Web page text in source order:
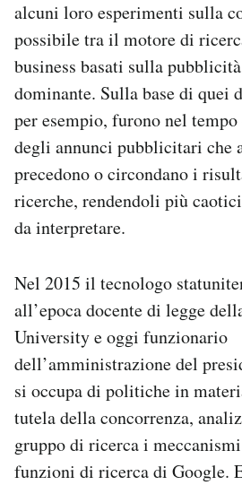
alcuni loro esperimenti sulla
possibile tra il motore di
business basati sulla
dominante. Sulla base di quei
per esempio, furono nel
degli annunci pubblicitari che
precedono o circondano i
ricerche, rendendoli più
da interpretare.
Nel 2015 il tecnologo
all’epoca docente di legge
University e oggi funzionario
dell’amministrazione del
si occupa di politiche in
tutela della concorrenza,
gruppo di ricerca i
funzioni di ricerca di Google.